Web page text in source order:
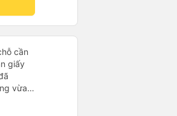
cần
giấy
vừa
vụ